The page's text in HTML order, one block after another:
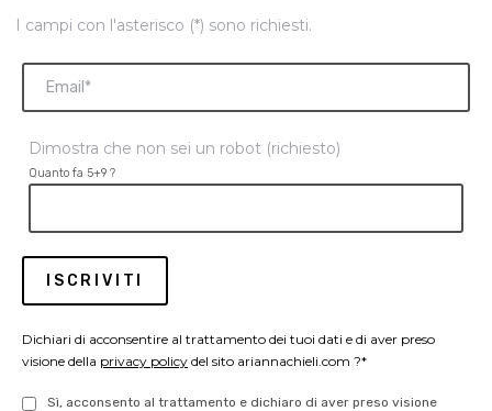
I campi con l'asterisco (*) sono richiesti.
Dimostra che non sei un robot (richiesto)
Quanto fa 5+9 ?
Dichiari di acconsentire al trattamento dei tuoi dati e di aver preso
visione della privacy policy del sito ariannachieli.com ?*
Sì, acconsento al trattamento e dichiaro di aver preso visione